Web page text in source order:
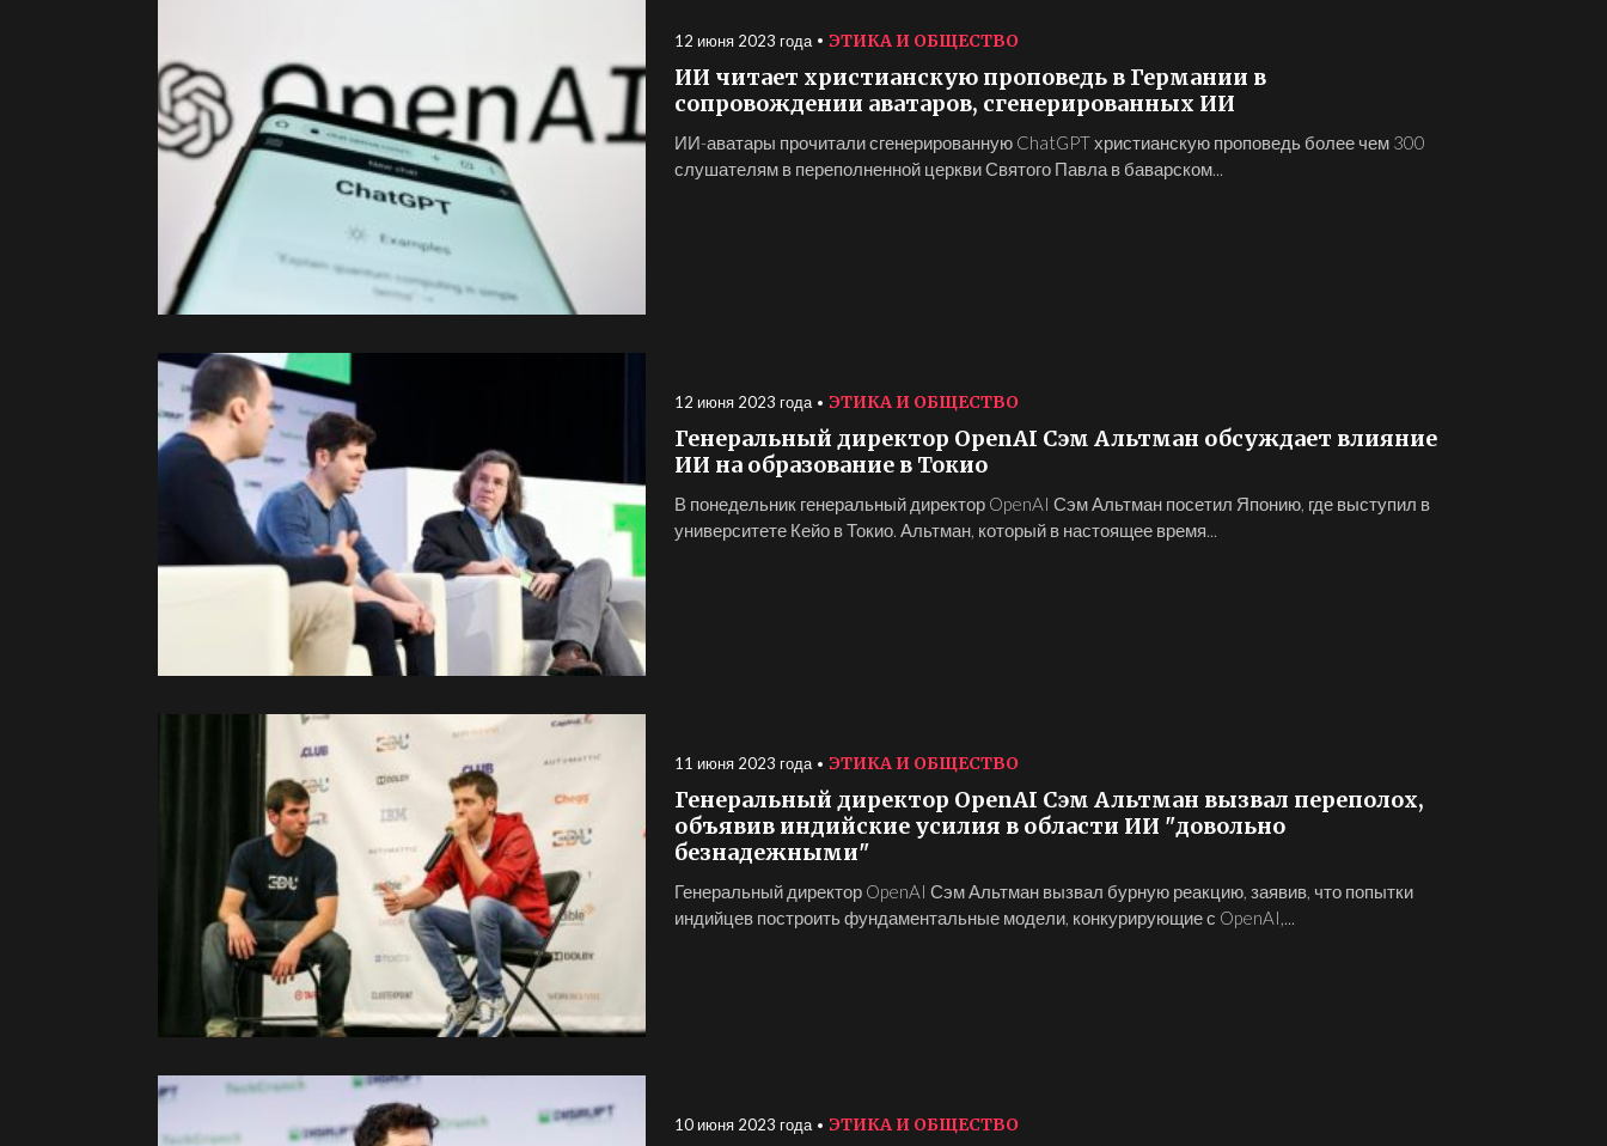
12 июня 2023 года ЭТИКА И ОБЩЕСТВО
ИИ читает христианскую проповедь в Германии в
сопровождении аватаров, сгенерированных ИИ
ИИ-аватары прочитали сгенерированную ChatGPT христианскую проповедь более чем 300
слушателям в переполненной церкви Святого Павла в баварском...
12 июня 2023 года ЭТИКА И ОБЩЕСТВО
Генеральный директор OpenAI Сэм Альтман обсуждает влияние
ИИ на образование в Токио
В понедельник генеральный директор OpenAI Сэм Альтман посетил Японию, где выступил в
университете Кейо в Токио. Альтман, который в настоящее время...
11 июня 2023 года ЭТИКА И ОБЩЕСТВО
Генеральный директор OpenAI Сэм Альтман вызвал переполох,
объявив индийские усилия в области ИИ "довольно
безнадежными"
Генеральный директор OpenAI Сэм Альтман вызвал бурную реакцию, заявив, что попытки
индийцев построить фундаментальные модели, конкурирующие с OpenAI,...
10 июня 2023 года ЭТИКА И ОБЩЕСТВО